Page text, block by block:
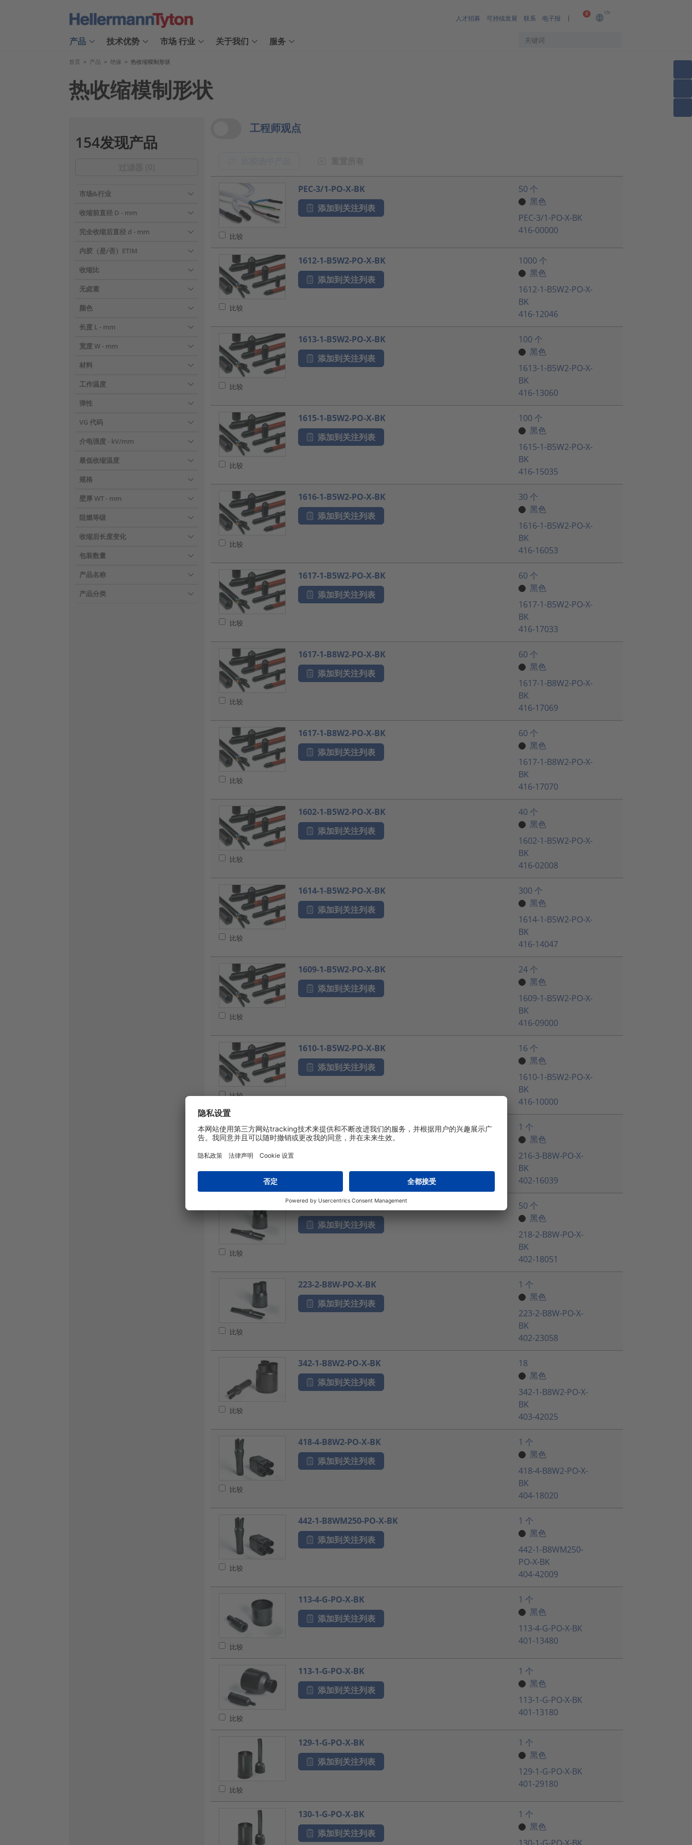
0 CN
人才招募 可持续发展 联系 电子报
产品 技术优势 市场 行业 关于我们 服务
首页 > 产品 > 绝缘 > 热收缩模制形状
热收缩模制形状
154发现产品
市场&行业
收缩前直径 D - mm
完全收缩后直径 d - mm
内胶（是/否）ETIM
收缩比
无卤素
颜色
长度 L - mm
宽度 W - mm
材料
工作温度
弹性
VG 代码
介电强度 - kV/mm
最低收缩温度
规格
壁厚 WT - mm
阻燃等级
收缩后长度变化
包装数量
产品名称
产品分类
View Options
工程师观点
???product.list.title???
比较
PEC-3/1-PO-X-BK
添加到关注列表
50 个
黑色
PEC-3/1-PO-X-BK
416-00000
比较
1612-1-B5W2-PO-X-BK
添加到关注列表
1000 个
黑色
1612-1-B5W2-PO-X-
BK
416-12046
比较
1613-1-B5W2-PO-X-BK
添加到关注列表
100 个
黑色
1613-1-B5W2-PO-X-
BK
416-13060
比较
1615-1-B5W2-PO-X-BK
添加到关注列表
100 个
黑色
1615-1-B5W2-PO-X-
BK
416-15035
比较
1616-1-B5W2-PO-X-BK
添加到关注列表
30 个
黑色
1616-1-B5W2-PO-X-
BK
416-16053
比较
1617-1-B5W2-PO-X-BK
添加到关注列表
60 个
黑色
1617-1-B5W2-PO-X-
BK
416-17033
比较
1617-1-B8W2-PO-X-BK
添加到关注列表
60 个
黑色
1617-1-B8W2-PO-X-
BK
416-17069
比较
1617-1-B8W2-PO-X-BK
添加到关注列表
60 个
黑色
1617-1-B8W2-PO-X-
BK
416-17070
比较
1602-1-B5W2-PO-X-BK
添加到关注列表
40 个
黑色
1602-1-B5W2-PO-X-
BK
416-02008
比较
1614-1-B5W2-PO-X-BK
添加到关注列表
300 个
黑色
1614-1-B5W2-PO-X-
BK
416-14047
比较
1609-1-B5W2-PO-X-BK
添加到关注列表
24 个
黑色
1609-1-B5W2-PO-X-
BK
416-09000
比较
1610-1-B5W2-PO-X-BK
添加到关注列表
16 个
黑色
1610-1-B5W2-PO-X-
BK
416-10000
比较
216-3-B8W-PO-X-BK
1 个
黑色
216-3-B8W-PO-X-
BK
402-16039
比较
218-2-B8W-PO-X-BK
添加到关注列表
50 个
黑色
218-2-B8W-PO-X-
BK
402-18051
比较
223-2-B8W-PO-X-BK
添加到关注列表
1 个
黑色
223-2-B8W-PO-X-
BK
402-23058
比较
342-1-B8W2-PO-X-BK
添加到关注列表
18
黑色
342-1-B8W2-PO-X-
BK
403-42025
比较
418-4-B8W2-PO-X-BK
添加到关注列表
1 个
黑色
418-4-B8W2-PO-X-
BK
404-18020
比较
442-1-B8WM250-PO-X-BK
添加到关注列表
1 个
黑色
442-1-B8WM250-
PO-X-BK
404-42009
比较
113-4-G-PO-X-BK
添加到关注列表
1 个
黑色
113-4-G-PO-X-BK
401-13480
比较
113-1-G-PO-X-BK
添加到关注列表
1 个
黑色
113-1-G-PO-X-BK
401-13180
比较
129-1-G-PO-X-BK
添加到关注列表
1 个
黑色
129-1-G-PO-X-BK
401-29180
130-1-G-PO-X-BK
添加到关注列表
1 个
黑色